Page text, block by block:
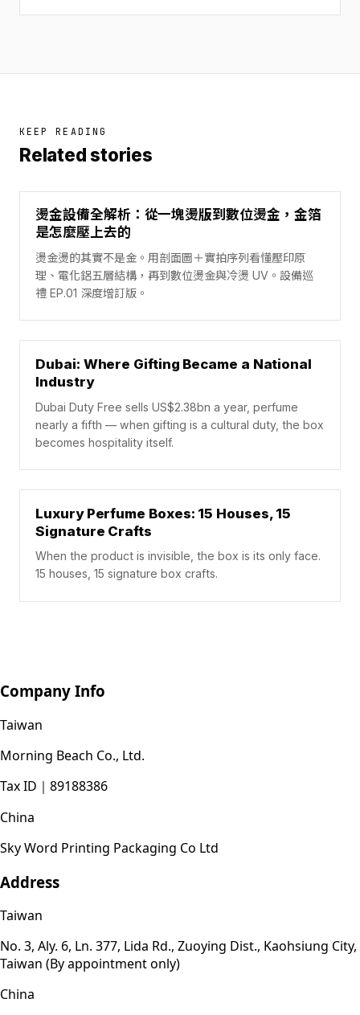
KEEP READING
Related stories
燙金設備全解析：從一塊燙版到數位燙金，金箔
是怎麼壓上去的
燙金燙的其實不是金。用剖面圖＋實拍序列看懂壓印原
理、電化鋁五層結構，再到數位燙金與冷燙 UV。設備巡
禮 EP.01 深度增訂版。
Dubai: Where Gifting Became a National
Industry
Dubai Duty Free sells US$2.38bn a year, perfume
nearly a fifth — when gifting is a cultural duty, the box
becomes hospitality itself.
Luxury Perfume Boxes: 15 Houses, 15
Signature Crafts
When the product is invisible, the box is its only face.
15 houses, 15 signature box crafts.
Company Info
Taiwan
Morning Beach Co., Ltd.
Tax ID ｜ 89188386
China
Sky Word Printing Packaging Co Ltd
Address
Taiwan
No. 3, Aly. 6, Ln. 377, Lida Rd., Zuoying Dist., Kaohsiung City,
Taiwan (By appointment only)
China